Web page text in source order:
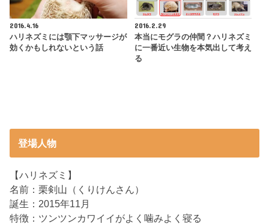
2016.4.16
ハリネズミには顎下マッサージが
効くかもしれないという話
2016.2.29
本当にモグラの仲間？ハリネズミ
に一番近い生物を本気出して考え
る
登場人物
【ハリネズミ】
名前：栗剣山（くりけんさん）
誕生：2015年11月
特徴：ツンツンカワイイがよく噛みよく寝る